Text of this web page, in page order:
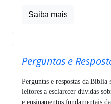
Saiba mais
Perguntas e
Perguntas e respostas da Bíblia
leitores a esclarecer dúvidas
e ensinamentos fundamentais